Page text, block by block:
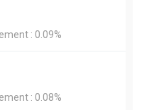
: 0.09%
: 0.08%